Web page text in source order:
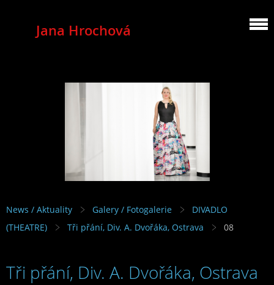
Jana Hrochová
MEZZOSOPRANO
News / Aktuality Galery / Fotogalerie
DIVADLO
(THEATRE)
Tři přání, Div. A. Dvořáka, Ostrava 08
Tři přání, Div. A. Dvořáka, Ostrava